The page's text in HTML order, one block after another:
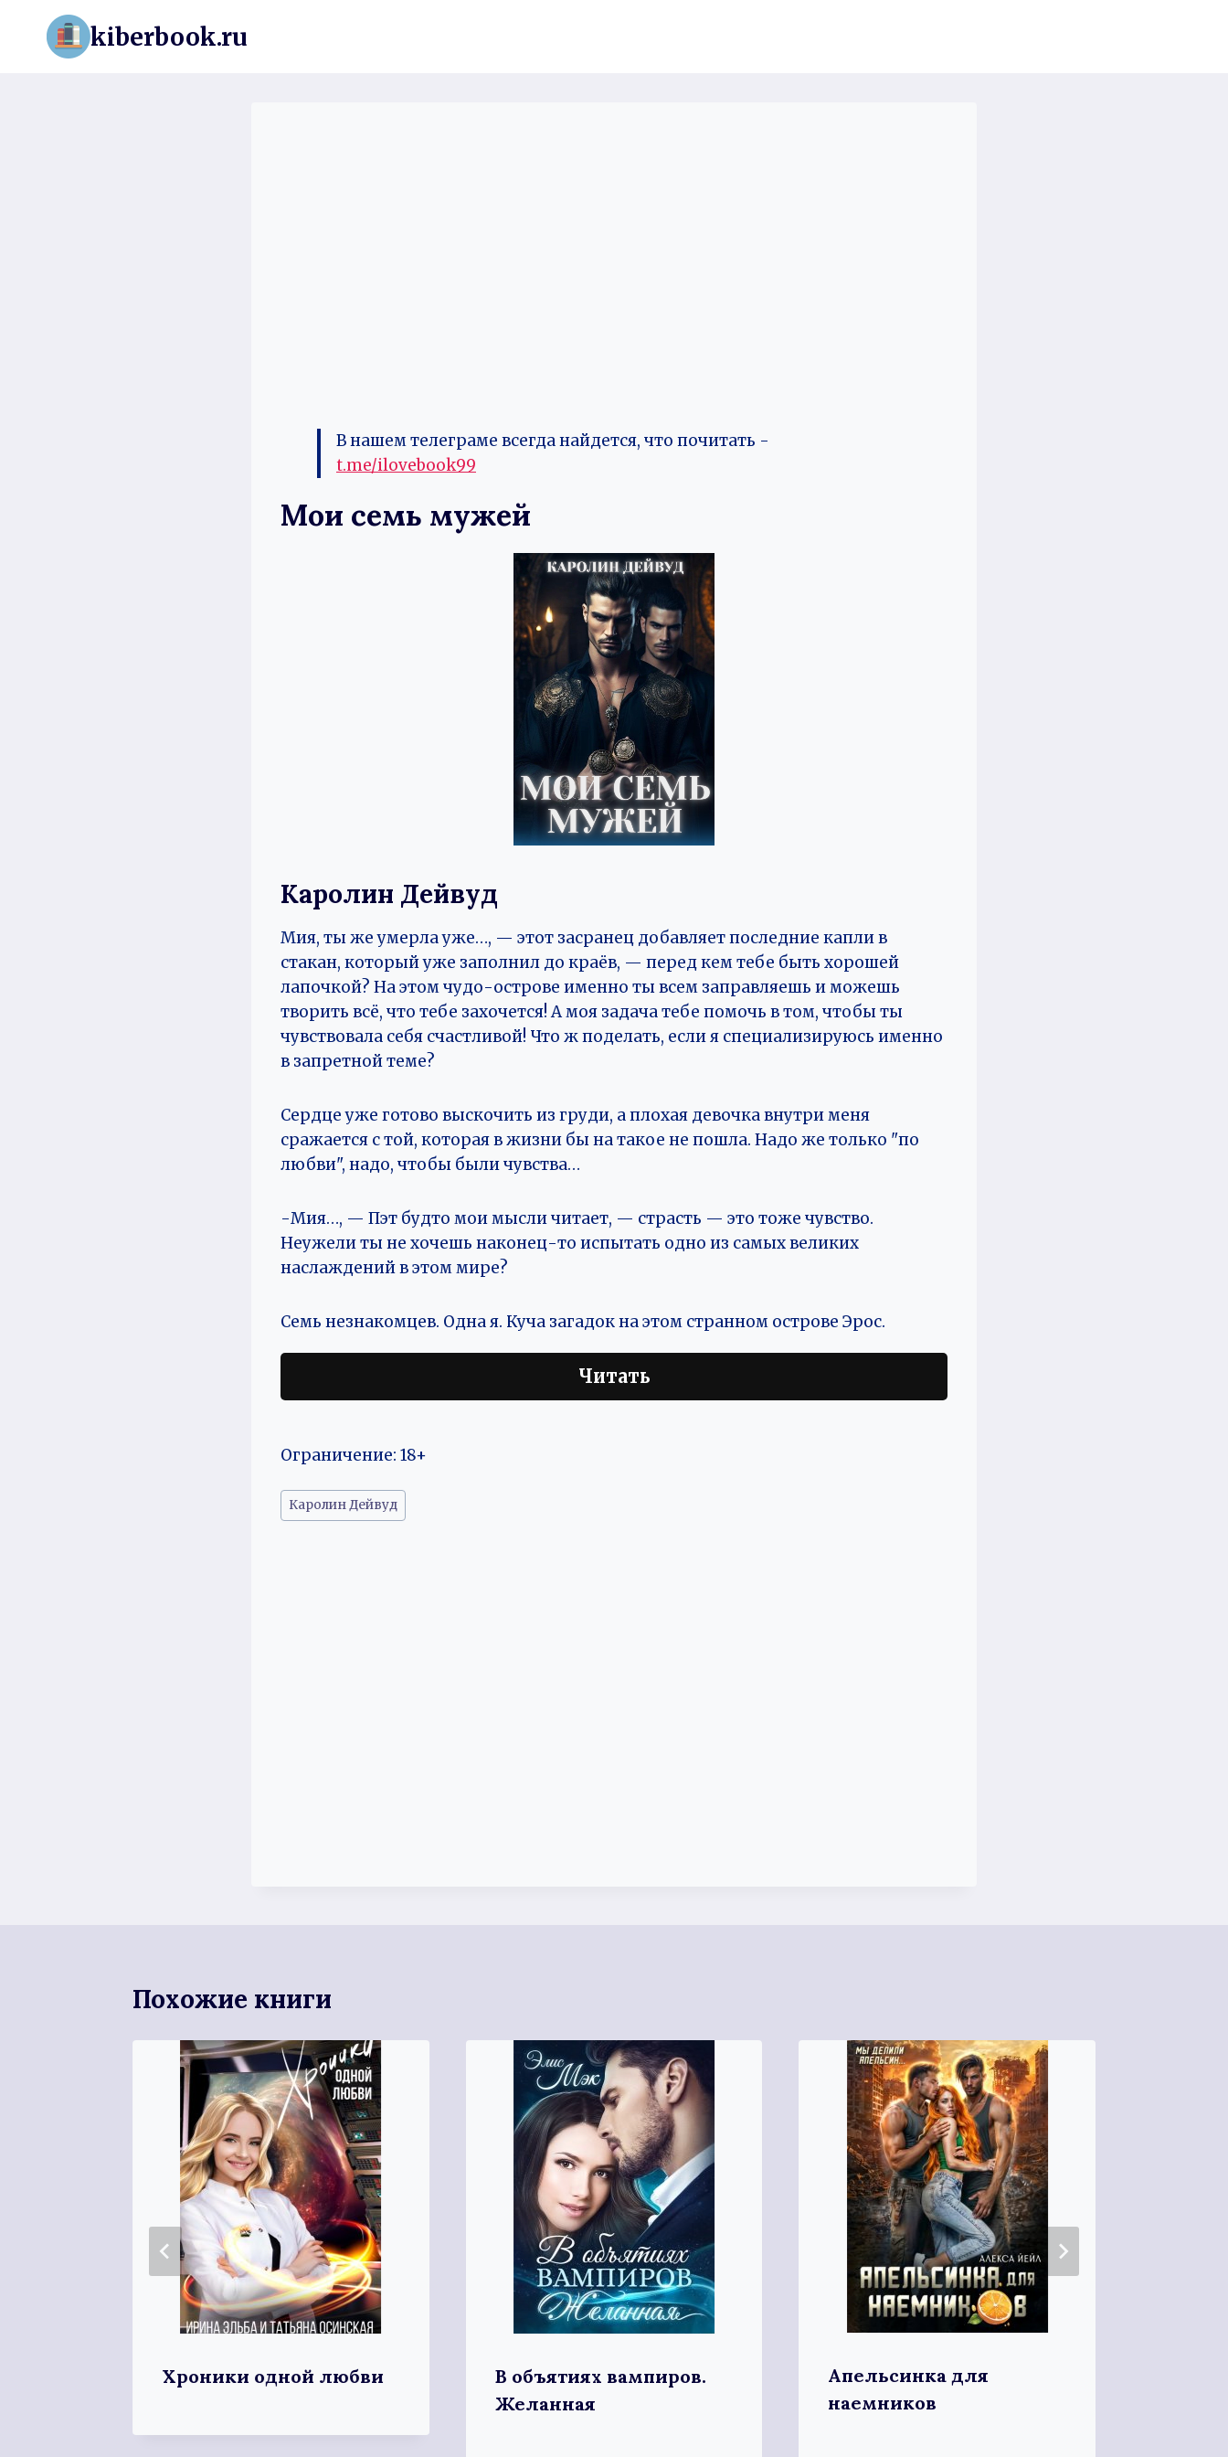
Перейти
содержимому
kiberbook.ru
В нашем телеграме всегда найдется, что почитать -
t.me/ilovebook99
Мои семь мужей
Каролин Дейвуд
Мия, ты же умерла уже…, — этот засранец добавляет последние капли в
стакан, который уже заполнил до краёв, — перед кем тебе быть хорошей
лапочкой? На этом чудо-острове именно ты всем заправляешь и можешь
творить всё, что тебе захочется! А моя задача тебе помочь в том, чтобы ты
чувствовала себя счастливой! Что ж поделать, если я специализируюсь именно
в запретной теме?
Сердце уже готово выскочить из груди, а плохая девочка внутри меня
сражается с той, которая в жизни бы на такое не пошла. Надо же только "по
любви", надо, чтобы были чувства…
-Мия…, — Пэт будто мои мысли читает, — страсть — это тоже чувство.
Неужели ты не хочешь наконец-то испытать одно из самых великих
наслаждений в этом мире?
Семь незнакомцев. Одна я. Куча загадок на этом странном острове Эрос.
Читать
Ограничение: 18+
Метки
записи:
Каролин Дейвуд
Похожие книги
Хроники одной любви
В объятиях вампиров.
Желанная
Апельсинка для
наемников